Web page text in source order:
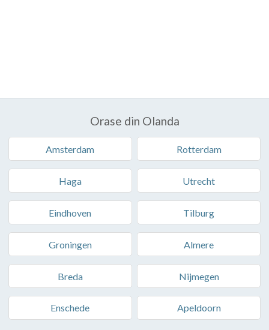
Orase din Olanda
Amsterdam Rotterdam
Haga Utrecht
Eindhoven Tilburg
Groningen Almere
Breda Nijmegen
Enschede Apeldoorn